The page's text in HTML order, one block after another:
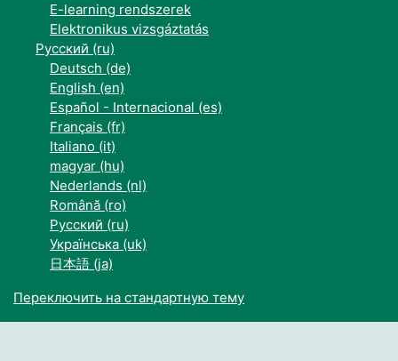
E-learning rendszerek
Elektronikus vizsgáztatás
Русский ‎(ru)‎
Deutsch ‎(de)‎
English ‎(en)‎
Español - Internacional ‎(es)‎
Français ‎(fr)‎
Italiano ‎(it)‎
magyar ‎(hu)‎
Nederlands ‎(nl)‎
Română ‎(ro)‎
Русский ‎(ru)‎
Українська ‎(uk)‎
日本語 ‎(ja)‎
Переключить на стандартную тему